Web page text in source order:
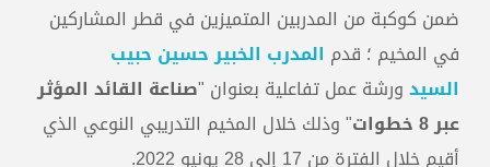
ضمن كوكبة من المدربين المتميزين في قطر المشاركين
في المخيم ؛ قدم المدرب الخبير حسين حبيب
السيدورشة عمل تفاعلية بعنوان "صناعة القائد المؤثر
عبر 8 خطوات
" وذلك خلال المخيم التدريبي النوعي الذي
أقيم خلال الفترة من 17 إلى 28 يونيو 2022.